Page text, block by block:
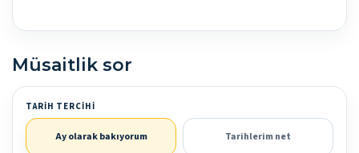
Müsaitlik sor
TARIH TERCIHI
Ay olarak bakıyorum Tarihlerim net